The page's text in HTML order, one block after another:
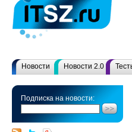
Новости Новости 2.0
Подписка на новости: